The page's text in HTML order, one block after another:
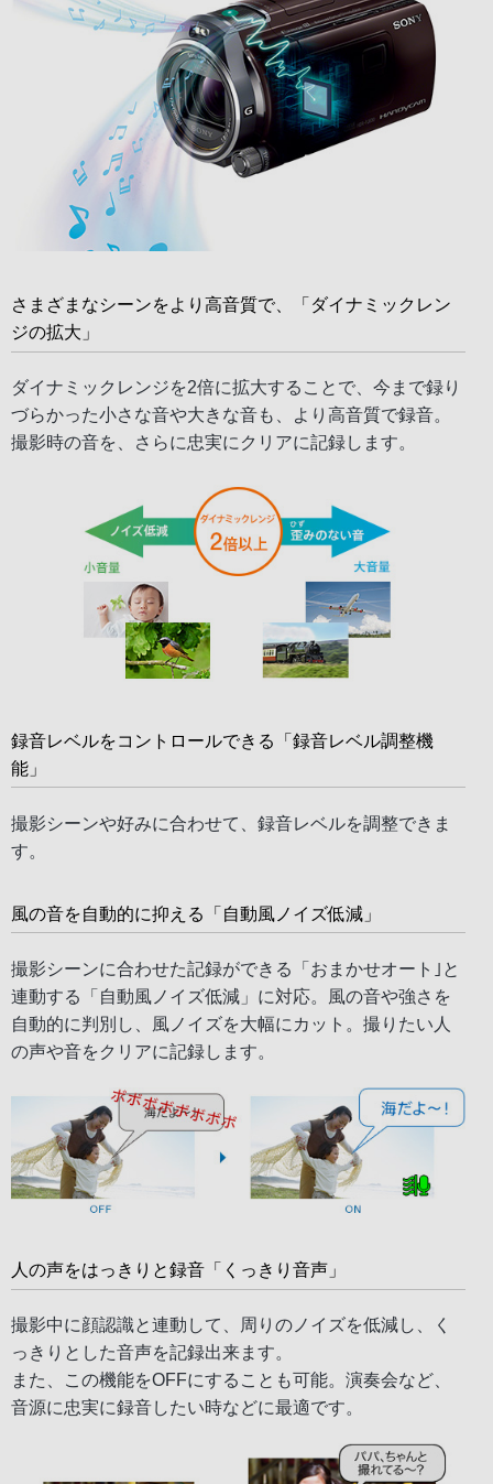
さまざまなシーンをより高音質で、「ダイナミックレン
ジの拡大」
ダイナミックレンジを2倍に拡大することで、今まで録り
づらかった小さな音や大きな音も、より高音質で録音。
撮影時の音を、さらに忠実にクリアに記録します。
録音レベルをコントロールできる「録音レベル調整機
能」
撮影シーンや好みに合わせて、録音レベルを調整できま
す。
風の音を自動的に抑える「自動風ノイズ低減」
撮影シーンに合わせた記録ができる「おまかせオート｣と
連動する「自動風ノイズ低減」に対応。風の音や強さを
自動的に判別し、風ノイズを大幅にカット。撮りたい人
の声や音をクリアに記録します。
人の声をはっきりと録音「くっきり音声」
撮影中に顔認識と連動して、周りのノイズを低減し、く
っきりとした音声を記録出来ます。
また、この機能をOFFにすることも可能。演奏会など、
音源に忠実に録音したい時などに最適です。